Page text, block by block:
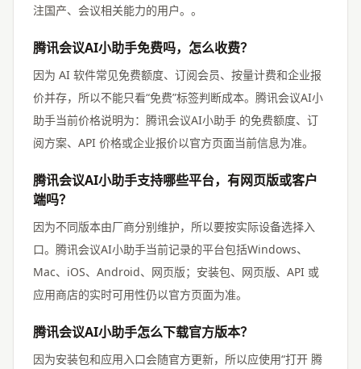
注国产、会议相关能力的用户。。
腾讯会议AI小助手免费吗，怎么收费？
因为 AI 软件常见免费额度、订阅会员、按量计费和企业报
价并存，所以不能只看“免费”标签判断成本。腾讯会议AI小
助手当前价格说明为：腾讯会议AI小助手 的免费额度、订
阅方案、API 价格或企业报价以官方页面当前信息为准。
腾讯会议AI小助手支持哪些平台，有网页版或客户
端吗？
因为不同版本由厂商分别维护，所以要按实际设备选择入
口。腾讯会议AI小助手当前记录的平台包括Windows、
Mac、iOS、Android、网页版；安装包、网页版、API 或
应用商店的实时可用性仍以官方页面为准。
腾讯会议AI小助手怎么下载官方版本？
因为安装包和应用入口会随官方更新，所以应使用“打开 腾